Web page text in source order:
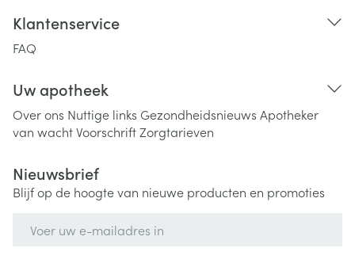
Klantenservice
FAQ
Uw apotheek
Over ons Nuttige links Gezondheidsnieuws Apotheker
van wachtVoorschriftZorgtarieven
Nieuwsbrief
Blijf op de hoogte van nieuwe producten en promoties